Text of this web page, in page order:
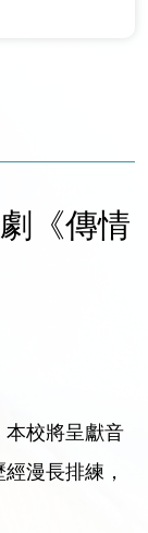
《傳情
本校將呈獻音
漫長排練，